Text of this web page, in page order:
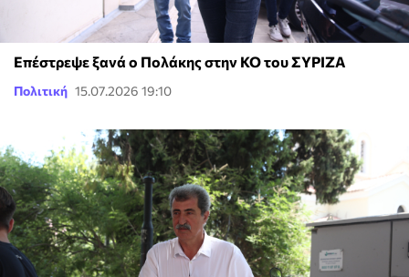
Επέστρεψε ξανά ο Πολάκης στην ΚΟ του ΣΥΡΙΖΑ
Πολιτική 15.07.2026 19:10